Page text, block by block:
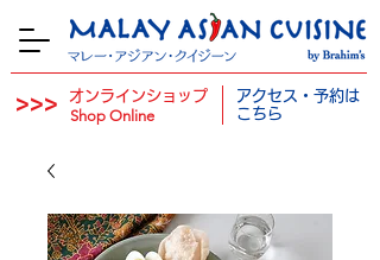
>>> オンラインショップ
Shop Online
アクセス・予約は
​ こちら